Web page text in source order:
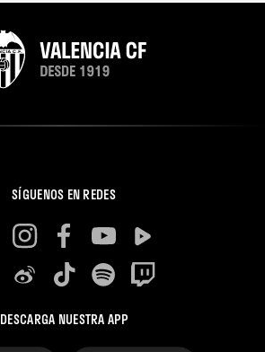
SÍGUENOS EN REDES
DESCARGA NUESTRA APP